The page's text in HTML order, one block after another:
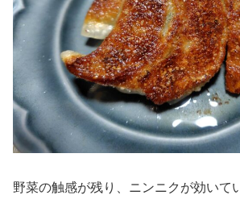
野菜の触感が残り、ニンニクが効いて